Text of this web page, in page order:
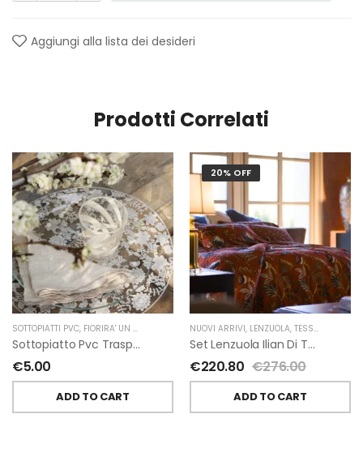
Aggiungi alla lista dei desideri
Prodotti Correlati
SOTTOPIATTI PVC, FIORIRA' UN GIARDINO
Sottopiatto Pvc Trasparente Floreale Bianco Di Fiorirà Un Giardino
€5.00
ADD TO CART
20% OFF
NUOVI ARRIVI, LENZUOLA, TESSITURA TOSCANA TELERIE
Set Lenzuola Ilian Di Tessitura Toscana Telerie 2 Piazze
€220.80 €276.00
ADD TO CART